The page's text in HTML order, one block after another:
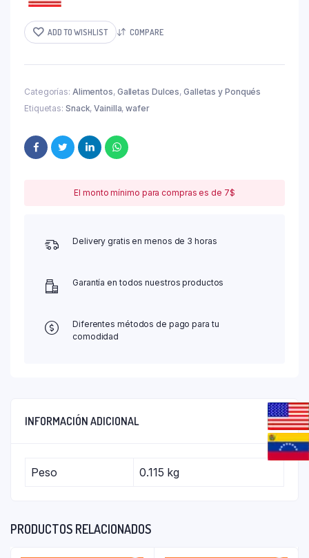
ADD TO WISHLIST COMPARE
Categorías: Alimentos, Galletas Dulces,Galletas y Ponqués
Etiquetas: Snack,Vainilla,wafer
El monto mínimo para compras es de 7$
Delivery gratis en menos de 3 horas
Garantía en todos nuestros productos
Diferentes métodos de pago para tu
comodidad
INFORMACIÓN ADICIONAL
Peso 0.115 kg
PRODUCTOS RELACIONADOS